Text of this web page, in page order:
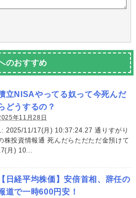
のおすすめ
立NISAやってる奴って今死んだ
どうするの？
年11月28日
2025/11/17(月) 10:37:24.27 通りすがり
株投資情報通 死んだらただただ金預けて
月) 10…
【日経平均株価】安倍首相、辞任の
道で一時600円安！